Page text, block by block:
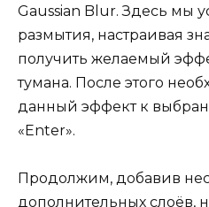
Gaussian Blur. Здесь мы
размытия, настраивая
получить желаемый
тумана. После этого
данный эффект к
«Enter».
Продолжим, добавив
дополнительных слоёв,